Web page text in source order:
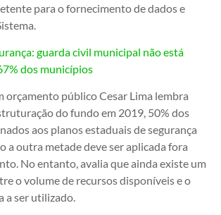
para o fornecimento de dados e
guarda civil municipal não está
dos municípios
orçamento público Cesar Lima lembra
do fundo em 2019, 50% dos
aos planos estaduais de segurança
a outra metade deve ser aplicada fora
No entanto, avalia que ainda existe um
o volume de recursos disponíveis e o
a ser utilizado.